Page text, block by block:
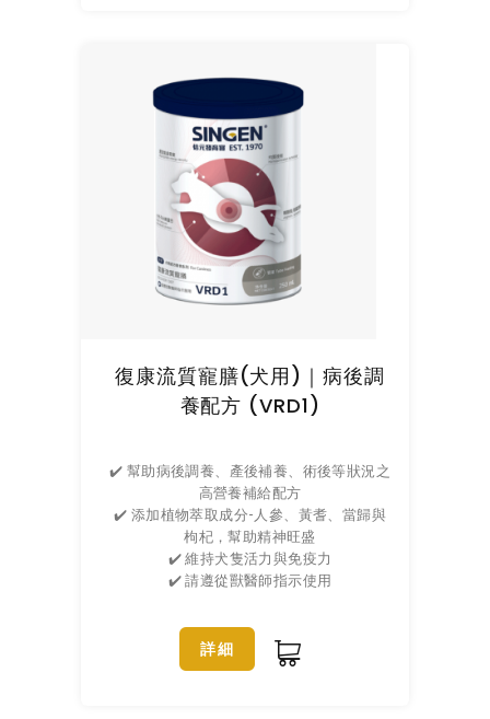
復康流質寵膳(犬用)｜病後調
養配方 (VRD1)
✔️ 幫助病後調養、產後補養、術後等狀況之
高營養補給配方
✔️ 添加植物萃取成分-人參、黃耆、當歸與
枸杞，幫助精神旺盛
✔️ 維持犬隻活力與免疫力
✔️ 請遵從獸醫師指示使用
詳細